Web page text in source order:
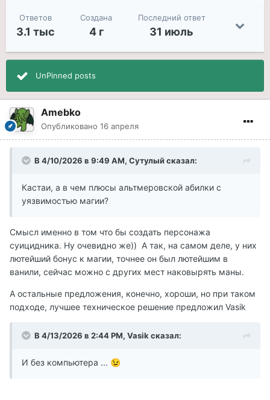
Ответов
3.1 тыс
Создана
4 г
Последний ответ
31 июль
UnPinned posts
Amebko
Опубликовано 16 апреля
В 4/10/2026 в 9:49 AM, Сутулыйсказал:
Кастаи, а в чем плюсы альтмеровской абилки с
уязвимостью магии?
Смысл именно в том что бы создать персонажа
суицидника. Ну очевидно же)) А так, на самом деле, у них
лютейший бонус к магии, точнее он был лютейшим в
ванили, сейчас можно с других мест наковырять маны.
А остальные предложения, конечно, хороши, но при таком
подходе, лучшее техническое решение предложил Vasik
В 4/13/2026 в 2:44 PM, Vasik сказал:
И без компьютера ... 😉